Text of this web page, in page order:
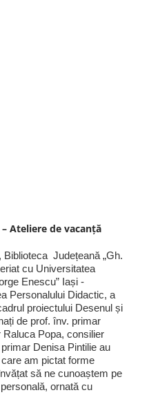
Ateliere de vacanță
Biblioteca Județeană „Gh.
cu Universitatea
Enescu” Iași -
Personalului Didactic, a
proiectului Desenul și
de prof. înv. primar
Popa, consilier
Denisa Pintilie au
am pictat forme
să ne cunoaștem pe
ornată cu